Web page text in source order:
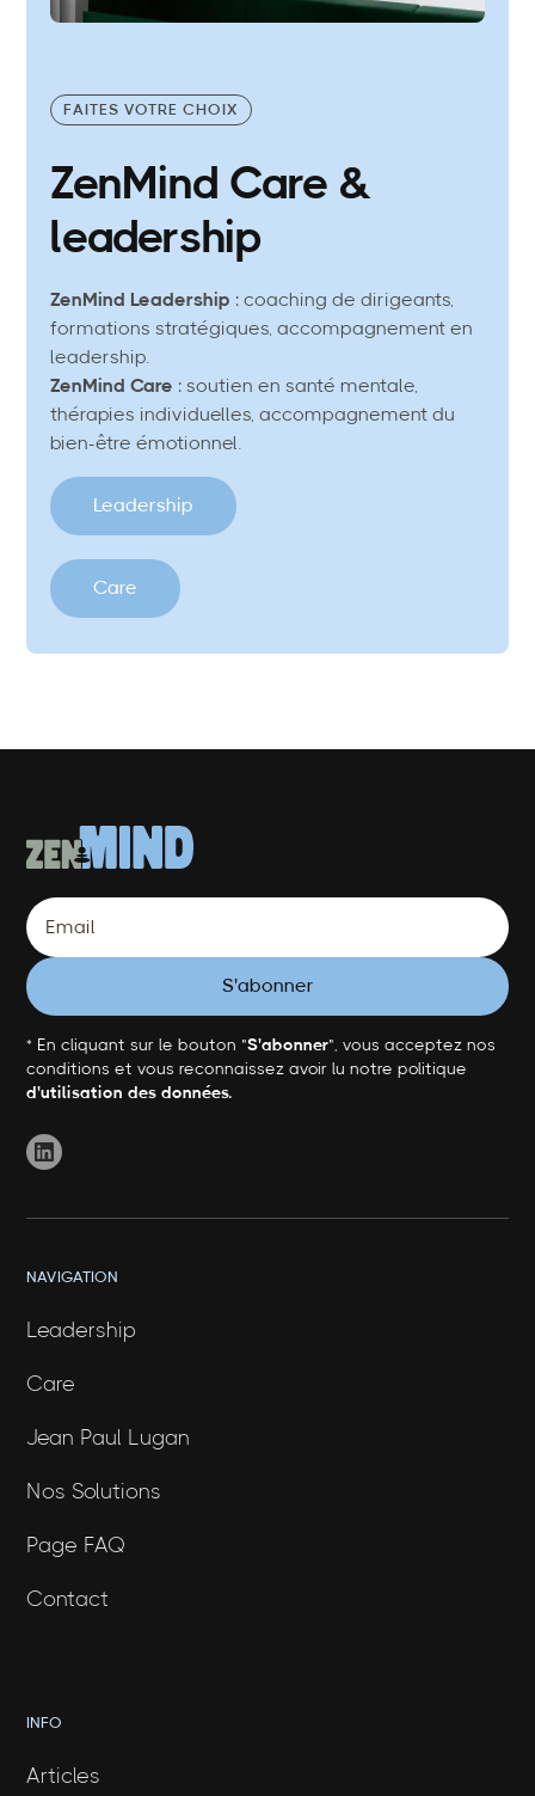
FAITES VOTRE CHOIX
ZenMind Care &
leadership
ZenMind Leadership : coaching de dirigeants,
formations stratégiques, accompagnement en
leadership.
ZenMind Care : soutien en santé mentale,
thérapies individuelles, accompagnement du
bien-être émotionnel.
Leadership
Care
* En cliquant sur le bouton "S'abonner", vous acceptez nos
conditions et vous reconnaissez avoir lu notre politique
d'utilisation des données.
NAVIGATION
Leadership
Care
Jean Paul Lugan
Nos Solutions
Page FAQ
Contact
INFO
Articles